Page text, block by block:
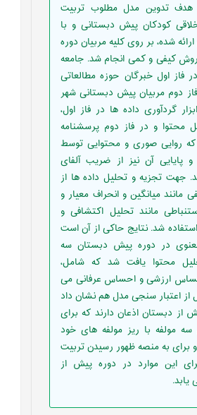
تدوین مدل مطلوب تربیت
کودکان پیش دبستانی و با
شده، بر روی کلیه مربیان دوره
کیفی و کمی انجام شد. جامعه
فاز اول خبرگان حوزه مطالعاتی
دوم مربیان پیش دبستانی شهر
گردآوری داده ها در فاز اول،
محتوا و در فاز دوم پرسشنامه
روایی صوری و محتوایی توسط
پایایی آن نیز از ضریب آلفای
جهت تجزیه و تحلیل داده ها از
مانند میانگین و انحراف معیار و
مانند تحلیل اکتشافی و
سطح 1 و 2 استفاده شد. نتایج حاکی از آن است
در دوره پیش دبستان سه
محتوا یافت شد که شامل،
ارزشی و احساس عرفانی می
از اعتبار سنجی مدل هم نشان داد
از دبستان اذعان دارند که برای
مولفه با ریز مولفه های خود
برای به منصه ظهور رسیدن تربیت
این موارد در دوره پیش از